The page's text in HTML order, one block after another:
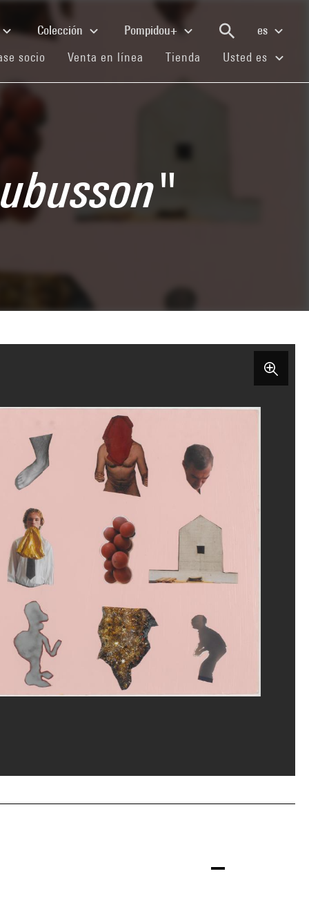
Colección Pompidou+
es
socio (current)
Venta en línea (current)
Tienda (current)
Usted es